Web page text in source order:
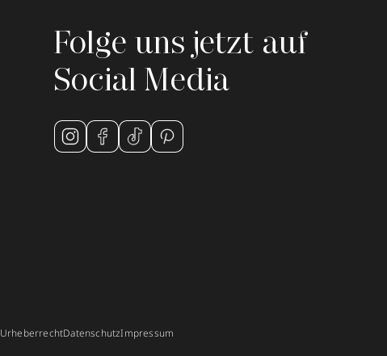
Folge uns jetzt auf
Social Media
UrheberrechtDatenschutzImpressum